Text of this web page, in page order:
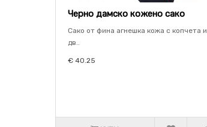
Черно дамско кожено сако
Сако от фина агнешка кожа с копчета и
дв..
€ 40.25